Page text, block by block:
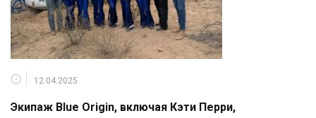
12.04.2025
Экипаж Blue Origin, включая Кэти Перри,